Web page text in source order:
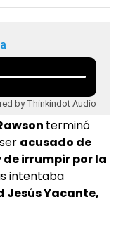
by Thinkindot Audio
terminó
acusado de
irrumpir por la
intentaba
Jesús Yacante,